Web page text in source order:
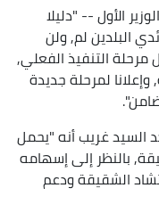
الأول -- "دليلا
البلدين لم, ولن
التنفيذ الفعلي,
لمرحلة جديدة
غريب أنه "يحمل
بالنظر إلى إسهامه
الشقيقة ودعم